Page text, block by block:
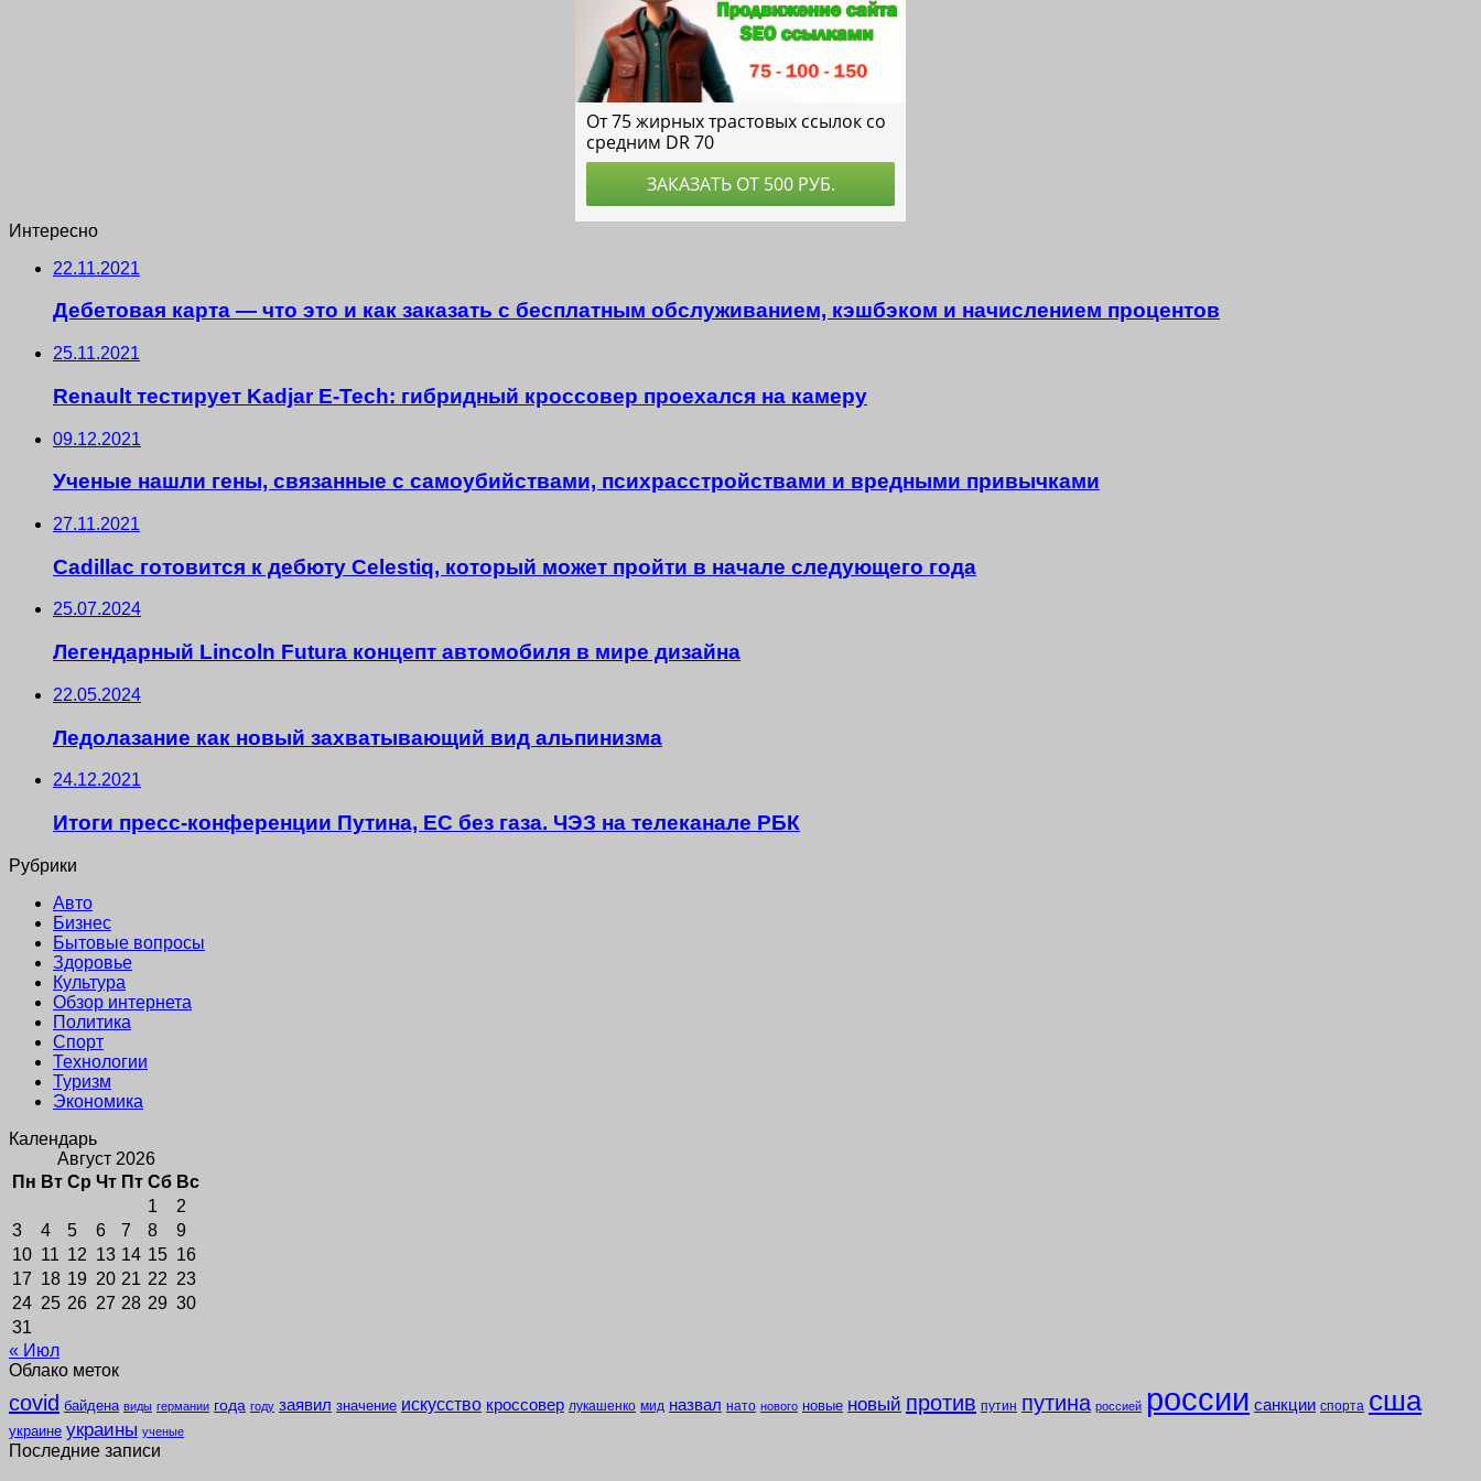
Интересно
22.11.2021
Дебетовая карта — что это и как заказать с бесплатным обслуживанием, кэшбэком и начислением процентов
25.11.2021
Renault тестирует Kadjar E-Tech: гибридный кроссовер проехался на камеру
09.12.2021
Ученые нашли гены, связанные с самоубийствами, психрасстройствами и вредными привычками
27.11.2021
Cadillac готовится к дебюту Celestiq, который может пройти в начале следующего года
25.07.2024
Легендарный Lincoln Futura концепт автомобиля в мире дизайна
22.05.2024
Ледолазание как новый захватывающий вид альпинизма
24.12.2021
Итоги пресс-конференции Путина, ЕС без газа. ЧЭЗ на телеканале РБК
Рубрики
Авто
Бизнес
Бытовые вопросы
Здоровье
Культура
Обзор интернета
Политика
Спорт
Технологии
Туризм
Экономика
Календарь
Август 2026
Пн Вт Ср Чт Пт Сб Вс
1
2
3
4 5 6 7 8
9
10 11 12 13 14 15 16
17 18 19 20 21 22 23
24 25 26 27 28 29 30
31
« Июл
Облако меток
covid байдена виды германии года году заявил значение искусство кроссовер лукашенко мид назвал нато нового новые новый против путин путина россией россии санкции спорта сша
украине украины ученые
Последние записи